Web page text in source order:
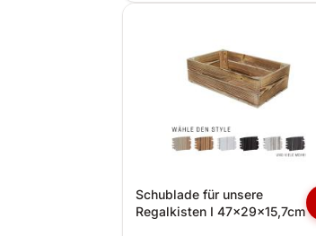
Schublade für unsere
Regalkisten I 47x29x15,7cm